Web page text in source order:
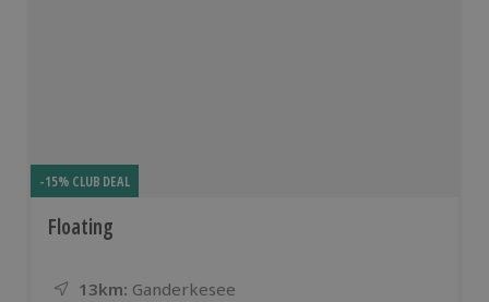
-15% CLUB DEAL
Floating
13km: Entfernung
Standort
Ganderkesee